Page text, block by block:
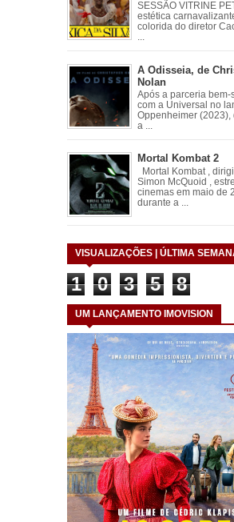
SESSÃO VITRINE
estética
colorida do diretor
A Odisseia, de
Nolan
Após a parceria bem-
com a Universal no
Oppenheimer (2023),
a ...
Mortal Kombat 2
Mortal Kombat ,
Simon McQuoid ,
cinemas em maio de
durante a ...
VISUALIZAÇÕES | ÚLTIMA
1 0 3 5 8
UM LANÇAMENTO IMOVISION